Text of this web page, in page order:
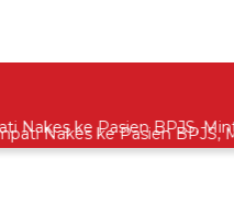
ke Pasien BPJS,